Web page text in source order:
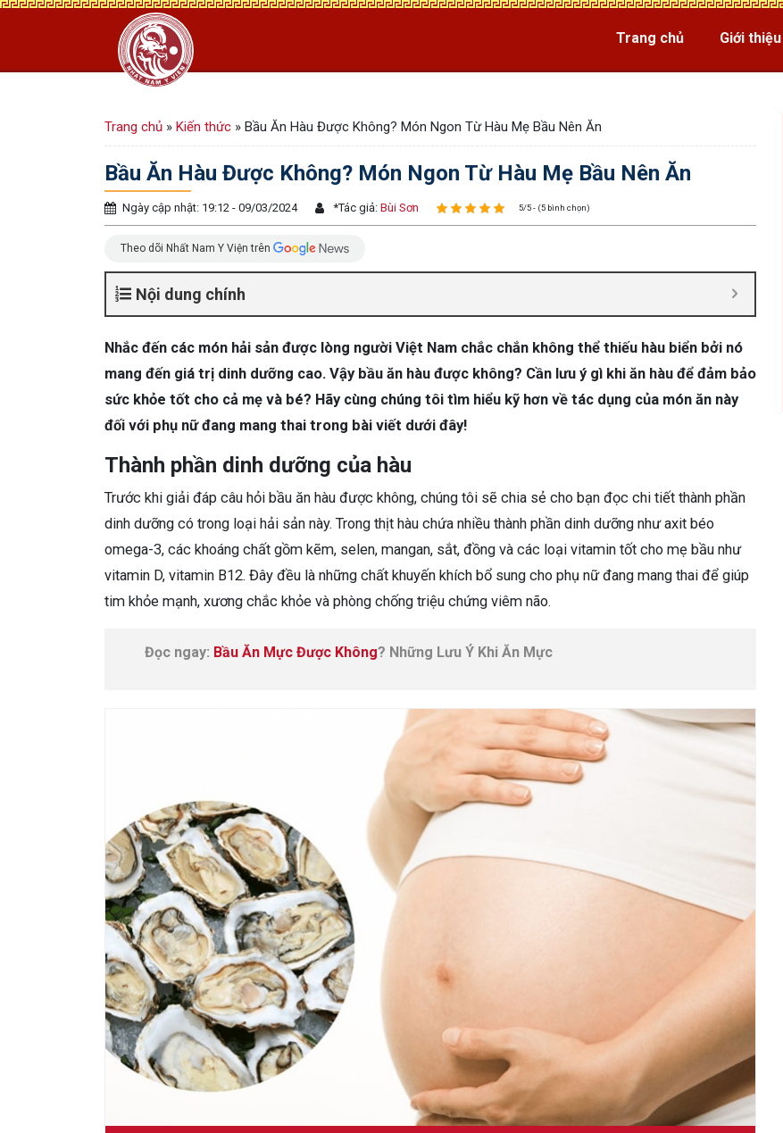
Trang chủ Giới thiệu
Trang chủ » Kiến thức » Bầu Ăn Hàu Được Không? Món Ngon Từ Hàu Mẹ Bầu Nên Ăn
Bầu Ăn Hàu Được Không? Món Ngon Từ Hàu Mẹ Bầu Nên Ăn
Ngày cập nhật: 19:12 - 09/03/2024 *Tác giả: Bùi Sơn 5/5 - (5 bình chọn)
Theo dõi Nhất Nam Y Viện trên
Nội dung chính
Nhắc đến các món hải sản được lòng người Việt Nam chắc chắn không thể thiếu hàu biển bởi nó
mang đến giá trị dinh dưỡng cao. Vậy bầu ăn hàu được không? Cần lưu ý gì khi ăn hàu để đảm bảo
sức khỏe tốt cho cả mẹ và bé? Hãy cùng chúng tôi tìm hiểu kỹ hơn về tác dụng của món ăn này
đối với phụ nữ đang mang thai trong bài viết dưới đây!
Thành phần dinh dưỡng của hàu
Trước khi giải đáp câu hỏi bầu ăn hàu được không, chúng tôi sẽ chia sẻ cho bạn đọc chi tiết thành phần
dinh dưỡng có trong loại hải sản này. Trong thịt hàu chứa nhiều thành phần dinh dưỡng như axit béo
omega-3, các khoáng chất gồm kẽm, selen, mangan, sắt, đồng và các loại vitamin tốt cho mẹ bầu như
vitamin D, vitamin B12. Đây đều là những chất khuyến khích bổ sung cho phụ nữ đang mang thai để giúp
tim khỏe mạnh, xương chắc khỏe và phòng chống triệu chứng viêm não.
Đọc ngay: Bầu Ăn Mực Được Không? Những Lưu Ý Khi Ăn Mực